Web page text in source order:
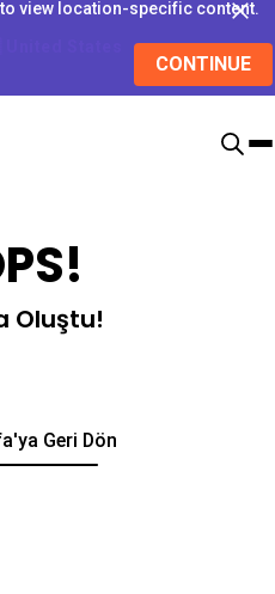
view location-specific content.
CONTINUE
Oluştu!
Geri Dön